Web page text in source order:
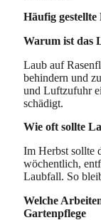
Häufig
Warum ist das
Laub auf
behindern und
und Luftzufuhr
schädigt.
Wie oft sollte
Im Herbst sollte
wöchentlich,
Laubfall. So
Welche
Gartenpflege